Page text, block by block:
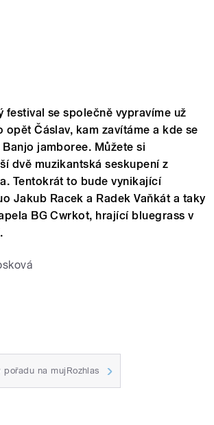
festival se společně vypravíme už
opět Čáslav, kam zavítáme a kde se
jamboree. Můžete si
dvě muzikantská seskupení z
Tentokrát to bude vynikající
Jakub Racek a Radek Vaňkát a taky
BG Cwrkot, hrající bluegrass v
na mujRozhlas